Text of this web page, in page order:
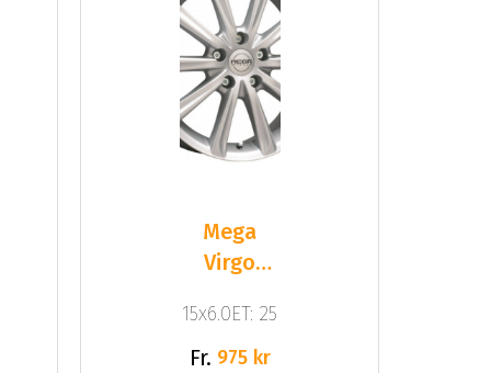
Mega
Virgo
15x6.0ET: 25
Fr. 975 kr